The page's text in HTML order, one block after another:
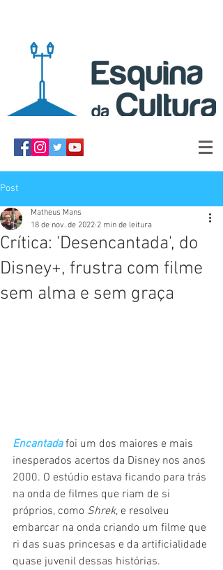
Post
Crítica: 'Desencantada', do
Disney+, frustra com filme
sem alma e sem graça
Matheus Mans
18 de nov. de 2022 2 min de leitura
Encantada foi um dos maiores e mais
inesperados acertos da Disney nos anos
2000. O estúdio estava ficando para trás
na onda de filmes que riam de si
próprios, como Shrek, e resolveu
embarcar na onda criando um filme que
ri das suas princesas e da artificialidade
quase juvenil dessas histórias.